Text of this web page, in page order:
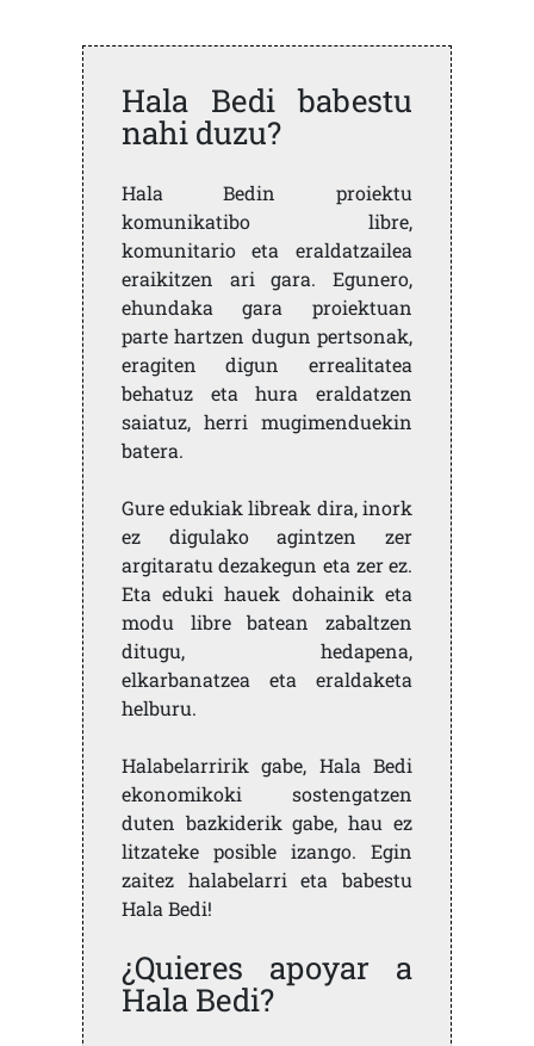
Hala Bedi babestu
nahi duzu?
Hala Bedin proiektu
komunikatibo libre,
komunitario eta eraldatzailea
eraikitzen ari gara. Egunero,
ehundaka gara proiektuan
parte hartzen dugun pertsonak,
eragiten digun errealitatea
behatuz eta hura eraldatzen
saiatuz, herri mugimenduekin
batera.
Gure edukiak libreak dira, inork
ez digulako agintzen zer
argitaratu dezakegun eta zer ez.
Eta eduki hauek dohainik eta
modu libre batean zabaltzen
ditugu, hedapena,
elkarbanatzea eta eraldaketa
helburu.
Halabelarririk gabe, Hala Bedi
ekonomikoki sostengatzen
duten bazkiderik gabe, hau ez
litzateke posible izango. Egin
zaitez halabelarri eta babestu
Hala Bedi!
¿Quieres apoyar a
Hala Bedi?